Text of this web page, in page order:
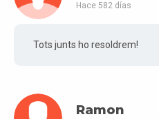
Hace 582 días
Tots junts ho resoldrem!
Ramon